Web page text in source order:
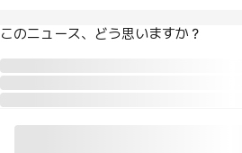
このニュース、どう思いますか？